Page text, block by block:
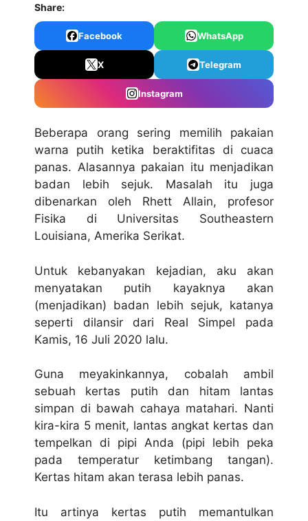
Share:
Facebook WhatsApp
X Telegram
Instagram
Beberapa orang sering memilih pakaian
warna putih ketika beraktifitas di cuaca
panas. Alasannya pakaian itu menjadikan
badan lebih sejuk. Masalah itu juga
dibenarkan oleh Rhett Allain, profesor
Fisika di Universitas Southeastern
Louisiana, Amerika Serikat.
Untuk kebanyakan kejadian, aku akan
menyatakan putih kayaknya akan
(menjadikan) badan lebih sejuk, katanya
seperti dilansir dari Real Simpel pada
Kamis, 16 Juli 2020 lalu.
Guna meyakinkannya, cobalah ambil
sebuah kertas putih dan hitam lantas
simpan di bawah cahaya matahari. Nanti
kira-kira 5 menit, lantas angkat kertas dan
tempelkan di pipi Anda (pipi lebih peka
pada temperatur ketimbang tangan).
Kertas hitam akan terasa lebih panas.
Itu artinya kertas putih memantulkan